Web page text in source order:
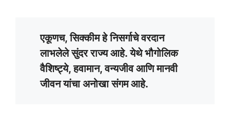
एकूणच, सिक्कीम हे निसर्गाचे वरदान
लाभलेले सुंदर राज्य आहे. येथे भौगोलिक
वैशिष्ट्ये, हवामान, वन्यजीव आणि मानवी
जीवन यांचा अनोखा संगम आहे.